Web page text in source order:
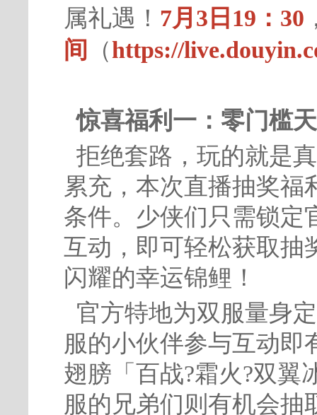
属礼遇！ 7月3日19：30
间
（https://
惊喜福利一：零门槛
拒绝套路，玩的就是
累充，本次直播抽奖福
条件。少侠们只需锁定
互动，即可轻松获取抽
闪耀的幸运锦鲤！
官方特地为双服量身
服的小伙伴参与互动即
翅膀「百战?霜火?双翼
服的兄弟们则有机会抽